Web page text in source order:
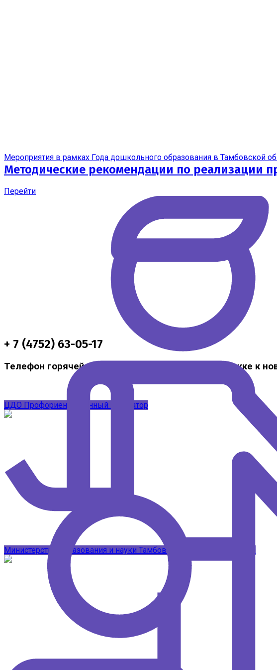
Мероприятия в рамках Года дошкольного образования в Тамбовской
+ 7 (4752) 63-05-17
Телефон горячей линии по методической поддержке к
ЦДО Профориентационный навигатор
Подписывайтесь на наши каналы в MAX
Министерство образования и науки Тамбовской области
Методические рекомендации по реализации
Перейти